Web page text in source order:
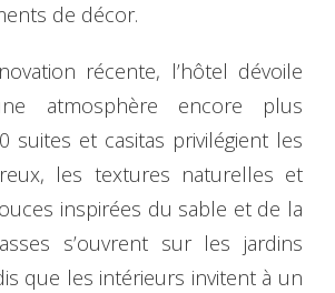
de décor.
récente, l’hôtel dévoile
atmosphère encore plus
suites et casitas privilégient les
les textures naturelles et
inspirées du sable et de la
s’ouvrent sur les jardins
que les intérieurs invitent à un